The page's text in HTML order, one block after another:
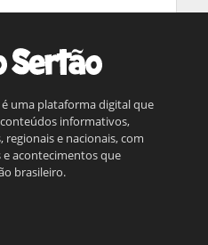
uma plataforma digital que
informativos,
e nacionais, com
e acontecimentos que
brasileiro.